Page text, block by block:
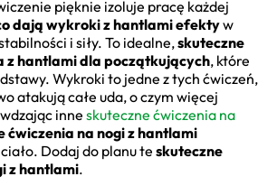
pięknie izoluje pracę każdej
dają wykroki z hantlami efektyw
i siły. To idealne,skuteczne
z hantlami dla początkujących, które
Wykroki to jedne z tych ćwiczeń,
atakują całe uda, o czym więcej
inne skuteczne ćwiczenia na
ćwiczenia na nogi z hantlami
Dodaj do planu te skuteczne
z hantlami.